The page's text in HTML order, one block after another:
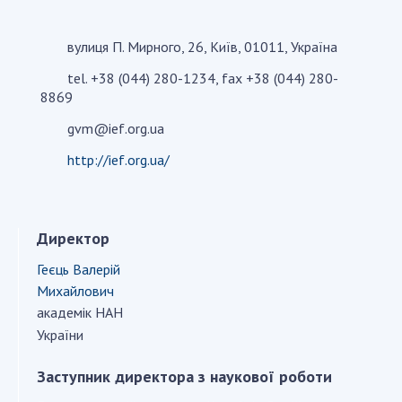
СТРУКТУРА
Президія НАН України
Апарат Президії
Секція фізико-технічних і математичних
Установи при Президії
Ради, комітети та комісії
Наукові центри МОН та НАН України
Громадські організації
вулиця П. Мирного, 26, Київ, 01011, Україна
tel. +38 (044) 280-1234, fax +38 (044) 280-
8869
gvm@ief.org.ua
http://ief.org.ua/
Директор
Геєць Валерій
Михайлович
академік НАН
України
Заступник директора з наукової роботи